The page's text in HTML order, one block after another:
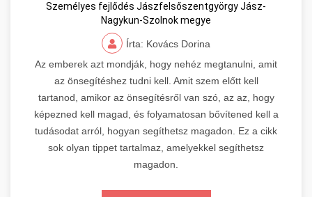
Személyes fejlődés Jászfelsőszentgyörgy Jász-
Nagykun-Szolnok megye
Írta: Kovács Dorina
Az emberek azt mondják, hogy nehéz megtanulni, amit
az önsegítéshez tudni kell. Amit szem előtt kell
tartanod, amikor az önsegítésről van szó, az az, hogy
képezned kell magad, és folyamatosan bővítened kell a
tudásodat arról, hogyan segíthetsz magadon. Ez a cikk
sok olyan tippet tartalmaz, amelyekkel segíthetsz
magadon.